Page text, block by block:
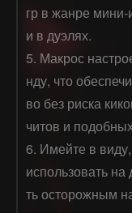
гр в жанре мини-
и в дуэлях.
5. Макрос
нду, что
во без риска
читов и
6. Имейте в
использовать на
ть осторожным